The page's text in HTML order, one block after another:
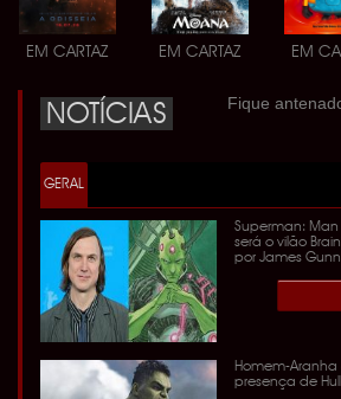
EM CARTAZ EM CARTAZ EM
NOTÍCIAS Fique
GERAL
Superman: Man
será o vilão
por James Gunn
Homem-
presença de